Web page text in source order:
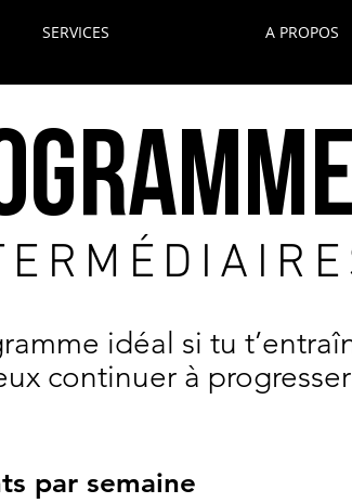
SERVICES A PROPOS
idéal si tu
continuer à
par semaine